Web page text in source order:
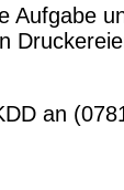
Aufgabe
an